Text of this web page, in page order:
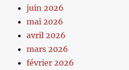
juin 2026
mai 2026
avril 2026
mars 2026
février 2026